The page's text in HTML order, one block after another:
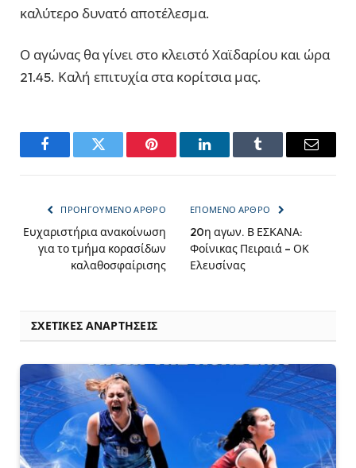
καλύτερο δυνατό αποτέλεσμα.
Ο αγώνας θα γίνει στο κλειστό Χαϊδαρίου και ώρα
21.45. Καλή επιτυχία στα κορίτσια μας.
FacebookTwitter Pinterest LinkedInTumblr Email
ΠΡΟΗΓΟΎΜΕΝΟ ΆΡΘΡΟ
Ευχαριστήρια ανακοίνωση
για το τμήμα κορασίδων
καλαθοσφαίρισης
ΕΠΌΜΕΝΟ ΆΡΘΡΟ
20η αγων. Β ΕΣΚΑΝΑ:
Φοίνικας Πειραιά – ΟΚ
Ελευσίνας
ΣΧΕΤΙΚΈΣ ΑΝΑΡΤΉΣΕΙΣ